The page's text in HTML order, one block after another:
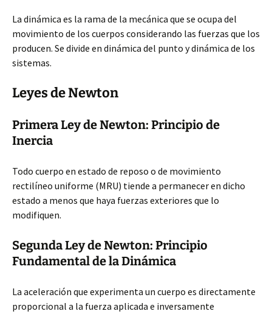
La dinámica es la rama de la mecánica que se ocupa del
movimiento de los cuerpos considerando las fuerzas que los
producen. Se divide en dinámica del punto y dinámica de los
sistemas.
Leyes de Newton
Primera Ley de Newton: Principio de
Inercia
Todo cuerpo en estado de reposo o de movimiento
rectilíneo uniforme (MRU) tiende a permanecer en dicho
estado a menos que haya fuerzas exteriores que lo
modifiquen.
Segunda Ley de Newton: Principio
Fundamental de la Dinámica
La aceleración que experimenta un cuerpo es directamente
proporcional a la fuerza aplicada e inversamente